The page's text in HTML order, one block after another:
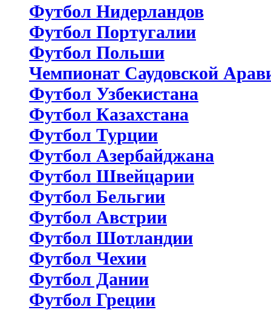
Футбол Нидерландов
Футбол Португалии
Футбол Польши
Чемпионат Саудовской
Футбол Узбекистана
Футбол Казахстана
Футбол Турции
Футбол Азербайджана
Футбол Швейцарии
Футбол Бельгии
Футбол Австрии
Футбол Шотландии
Футбол Чехии
Футбол Дании
Футбол Греции